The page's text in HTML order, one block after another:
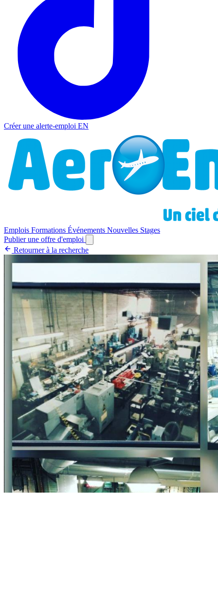
Créer une alerte-emploi EN
Emplois Formations Événements Nouvelles Stages
Publier une offre d'emploi
Retourner à la recherche